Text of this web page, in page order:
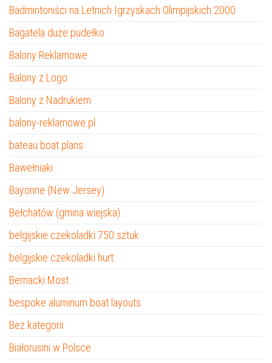
Badmintoniści na Letnich Igrzyskach Olimpijskich 2000
Bagatela duże pudełko
Balony Reklamowe
Balony z Logo
Balony z Nadrukiem
balony-reklamowe.pl
bateau boat plans
Bawełniaki
Bayonne (New Jersey)
Bełchatów (gmina wiejska)
belgijskie czekoladki 750 sztuk
belgijskie czekoladki hurt
Bernacki Most
bespoke aluminum boat layouts
Bez kategorii
Białorusini w Polsce